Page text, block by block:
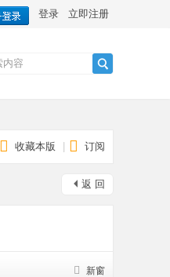
登录 立即注册
索
收藏本版 订阅
返 回
新窗